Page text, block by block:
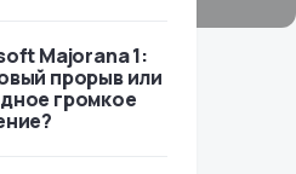
Majorana 1:
прорыв или
громкое